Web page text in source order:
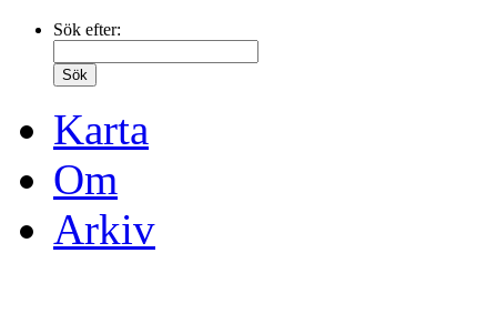
Sök efter:
Karta
Om
Arkiv